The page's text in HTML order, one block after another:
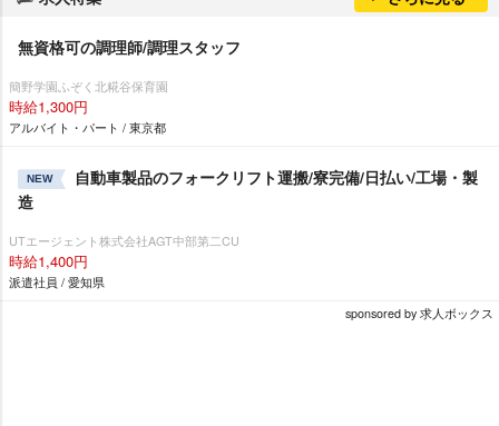
無資格可の調理師/調理スタッフ
簡野学園ふぞく北糀谷保育園
時給1,300円
アルバイト・パート / 東京都
NEW
自動車製品のフォークリフト運搬/寮完備/日払い/工場・製
造
UTエージェント株式会社AGT中部第二CU
時給1,400円
派遣社員 / 愛知県
sponsored by 求人ボックス